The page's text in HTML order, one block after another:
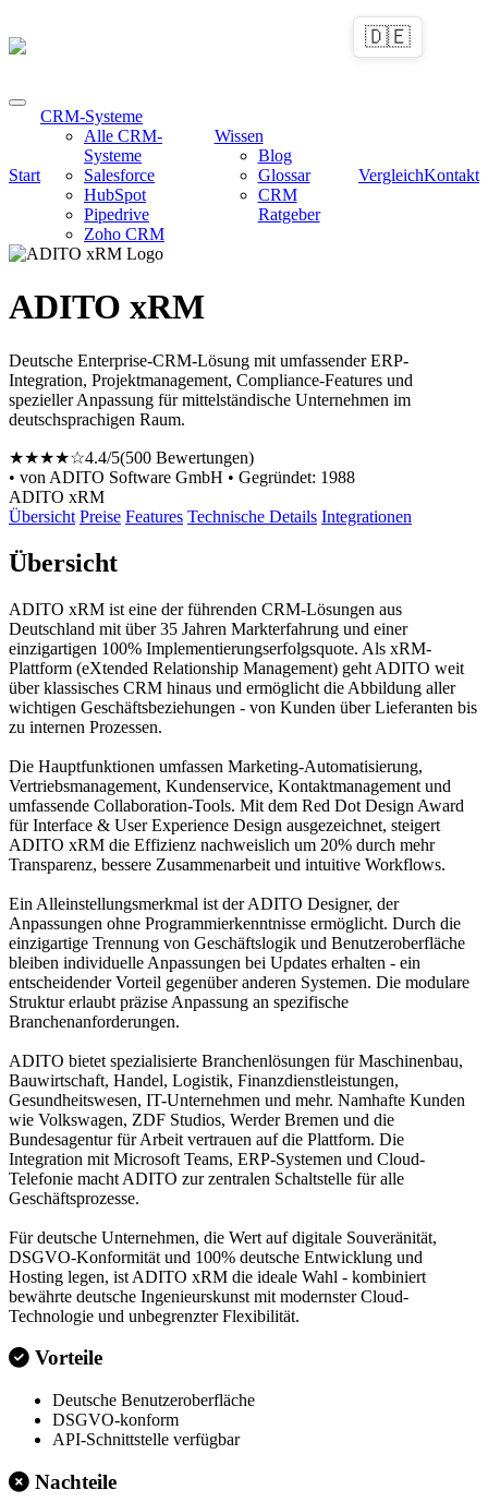
Start
CRM-Systeme
Alle CRM-
Systeme
Salesforce
HubSpot
Pipedrive
Zoho CRM
Wissen
Blog
Glossar
CRM
Ratgeber
VergleichKontakt
🇩🇪
ADITO xRM
Deutsche Enterprise-CRM-Lösung mit umfassender ERP-
Integration, Projektmanagement, Compliance-Features und
spezieller Anpassung für mittelständische Unternehmen im
deutschsprachigen Raum.
★★★★☆4.4/5(500 Bewertungen)
• von ADITO Software GmbH • Gegründet: 1988
ADITO xRM
Übersicht Preise Features Technische Details Integrationen
Übersicht
ADITO xRM ist eine der führenden CRM-Lösungen aus
Deutschland mit über 35 Jahren Markterfahrung und einer
einzigartigen 100% Implementierungserfolgsquote. Als xRM-
Plattform (eXtended Relationship Management) geht ADITO weit
über klassisches CRM hinaus und ermöglicht die Abbildung aller
wichtigen Geschäftsbeziehungen - von Kunden über Lieferanten bis
zu internen Prozessen.
Die Hauptfunktionen umfassen Marketing-Automatisierung,
Vertriebsmanagement, Kundenservice, Kontaktmanagement und
umfassende Collaboration-Tools. Mit dem Red Dot Design Award
für Interface & User Experience Design ausgezeichnet, steigert
ADITO xRM die Effizienz nachweislich um 20% durch mehr
Transparenz, bessere Zusammenarbeit und intuitive Workflows.
Ein Alleinstellungsmerkmal ist der ADITO Designer, der
Anpassungen ohne Programmierkenntnisse ermöglicht. Durch die
einzigartige Trennung von Geschäftslogik und Benutzeroberfläche
bleiben individuelle Anpassungen bei Updates erhalten - ein
entscheidender Vorteil gegenüber anderen Systemen. Die modulare
Struktur erlaubt präzise Anpassung an spezifische
Branchenanforderungen.
ADITO bietet spezialisierte Branchenlösungen für Maschinenbau,
Bauwirtschaft, Handel, Logistik, Finanzdienstleistungen,
Gesundheitswesen, IT-Unternehmen und mehr. Namhafte Kunden
wie Volkswagen, ZDF Studios, Werder Bremen und die
Bundesagentur für Arbeit vertrauen auf die Plattform. Die
Integration mit Microsoft Teams, ERP-Systemen und Cloud-
Telefonie macht ADITO zur zentralen Schaltstelle für alle
Geschäftsprozesse.
Für deutsche Unternehmen, die Wert auf digitale Souveränität,
DSGVO-Konformität und 100% deutsche Entwicklung und
Hosting legen, ist ADITO xRM die ideale Wahl - kombiniert
bewährte deutsche Ingenieurskunst mit modernster Cloud-
Technologie und unbegrenzter Flexibilität.
Vorteile
Deutsche Benutzeroberfläche
DSGVO-konform
API-Schnittstelle verfügbar
Nachteile